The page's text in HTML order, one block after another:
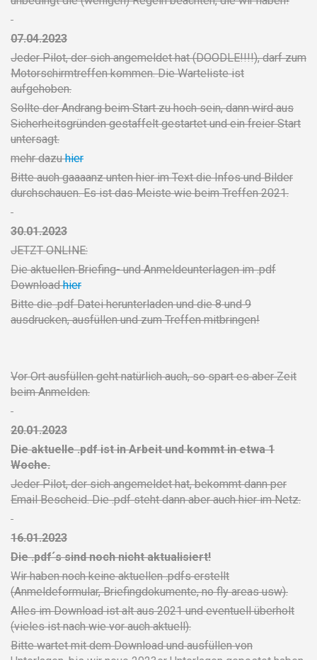
07.04.2023
Jeder Pilot, der sich angemeldet hat (DOODLE!!!!), darf zum
Motorschirmtreffen kommen. Die Warteliste ist
aufgehoben.
Sollte der Andrang beim Start zu hoch sein, dann wird aus
Sicherheitsgründen gestaffelt gestartet und ein freier Start
untersagt.
mehr dazuhier
Bitte auch gaaaanz unten hier im Text die Infos und Bilder
durchschauen. Es ist das Meiste wie beim Treffen 2021.
30.01.2023
JETZT ONLINE:
Die aktuellen Briefing- und Anmeldeunterlagen im .pdf
Downloadhier
Bitte die .pdf Datei herunterladen und die 8 und 9
ausdrucken, ausfüllen und zum Treffen mitbringen!
Vor Ort ausfüllen geht natürlich auch, so spart es aber Zeit
beim Anmelden.
20.01.2023
Die aktuelle .pdf ist in Arbeit und kommt in etwa 1
Woche.
Jeder Pilot, der sich angemeldet hat, bekommt dann per
Email Bescheid. Die .pdf steht dann aber auch hier im Netz.
16.01.2023
Die .pdf´s sind noch nicht aktualisiert!
Wir haben noch keine aktuellen .pdfs erstellt
(Anmeldeformular, Briefingdokumente, no fly areas usw).
Alles im Download ist alt aus 2021 und eventuell überholt
(vieles ist nach wie vor auch aktuell).
Bitte wartet mit dem Download und ausfüllen von